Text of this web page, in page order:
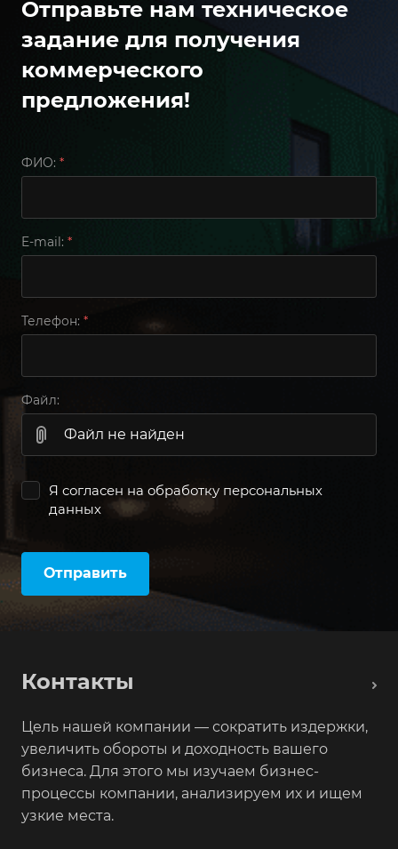
Отправьте нам техническое
задание для получения
коммерческого
предложения!
ФИО: *
E-mail: *
Телефон: *
Файл:
Файл не найден
Я согласен на обработку персональных
данных
Отправить
Контакты
Цель нашей компании — сократить издержки,
увеличить обороты и доходность вашего
бизнеса. Для этого мы изучаем бизнес-
процессы компании, анализируем их и ищем
узкие места.